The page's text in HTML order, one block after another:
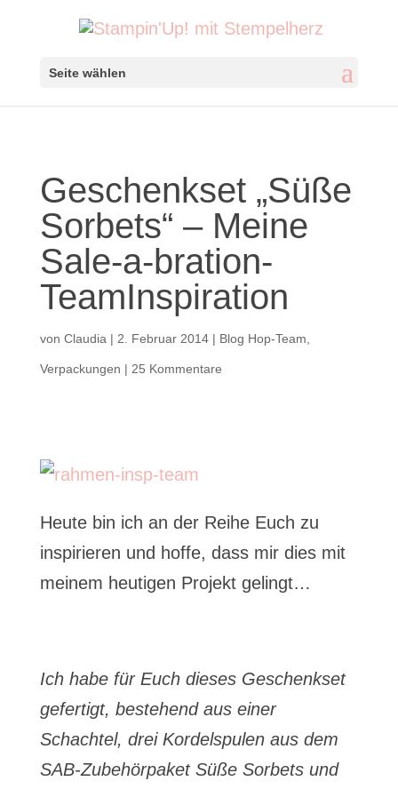
Seite wählen
Geschenkset „Süße
Sorbets“ – Meine
Sale-a-bration-
TeamInspiration
von Claudia | 2. Februar 2014| Blog Hop-Team
Verpackungen | 25 Kommentare
Heute bin ich an der Reihe Euch zu
inspirieren und hoffe, dass mir dies mit
meinem heutigen Projekt gelingt…
Ich habe für Euch dieses Geschenkset
gefertigt, bestehend aus einer
Schachtel, drei Kordelspulen aus dem
SAB-Zubehörpaket Süße Sorbets und